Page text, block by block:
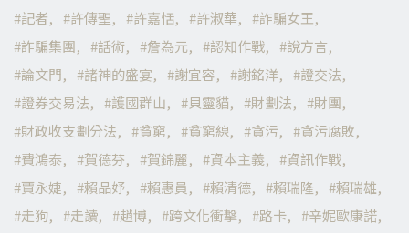
記者
許傳聖 許嘉恬 許淑華
詐騙女王
詐騙集團
話術 詹為元 認知作戰
說方言
論文門
諸神的盛宴 謝宜容 謝銘洋
證交法
證券交易法
護國群山 貝靈貓 財劃法
財團
財政收支劃分法
貧窮 貧窮線 貪污
貪污腐敗
費鴻泰
賀德芬 賀錦麗 資本主義
資訊作戰
賈永婕
賴品妤 賴惠員 賴清德 賴瑞隆
賴瑞雄
走狗
走讀 趙博 跨文化衝擊 路卡
辛妮歐康諾